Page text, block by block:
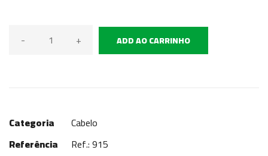
- + ADD AO CARRINHO
Categoria
Cabelo
Referência
Ref.: 915